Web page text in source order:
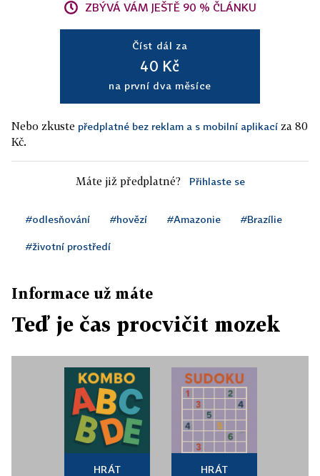
ZBÝVÁ VÁM JEŠTĚ 90 % ČLÁNKU
Číst dál za
40 Kč
na první dva měsíce
Nebo zkuste předplatné bez reklam a s mobilní aplikací za 80
Kč.
Máte již předplatné? Přihlaste se
#odlesňování #hovězí #Amazonie #Brazílie
#životní prostředí
Informace už máte
Teď je čas procvičit mozek
HRÁT HRÁT